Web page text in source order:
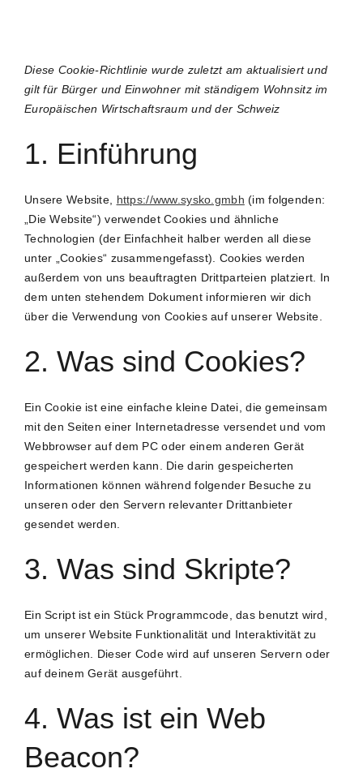
Diese Cookie-Richtlinie wurde zuletzt am aktualisiert und
gilt für Bürger und Einwohner mit ständigem Wohnsitz im
Europäischen Wirtschaftsraum und der Schweiz
1. Einführung
Unsere Website, https://www.sysko.gmbh (im folgenden:
„Die Website“) verwendet Cookies und ähnliche
Technologien (der Einfachheit halber werden all diese
unter „Cookies“ zusammengefasst). Cookies werden
außerdem von uns beauftragten Drittparteien platziert. In
dem unten stehendem Dokument informieren wir dich
über die Verwendung von Cookies auf unserer Website.
2. Was sind Cookies?
Ein Cookie ist eine einfache kleine Datei, die gemeinsam
mit den Seiten einer Internetadresse versendet und vom
Webbrowser auf dem PC oder einem anderen Gerät
gespeichert werden kann. Die darin gespeicherten
Informationen können während folgender Besuche zu
unseren oder den Servern relevanter Drittanbieter
gesendet werden.
3. Was sind Skripte?
Ein Script ist ein Stück Programmcode, das benutzt wird,
um unserer Website Funktionalität und Interaktivität zu
ermöglichen. Dieser Code wird auf unseren Servern oder
auf deinem Gerät ausgeführt.
4. Was ist ein Web
Beacon?